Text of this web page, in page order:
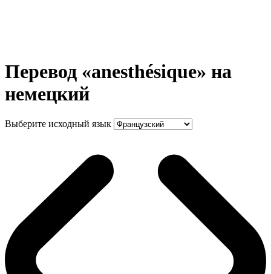
Перевод «anesthésique» на
немецкий
Выберите исходный язык